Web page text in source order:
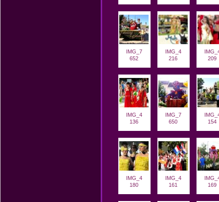
IMG_7
652
IMG_4
216
209
IMG_4
136
IMG_7
650
154
IMG_4
180
IMG_4
161
169